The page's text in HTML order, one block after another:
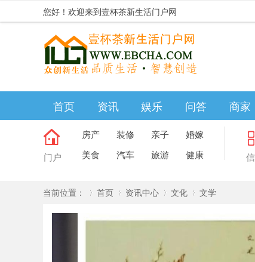
您好！欢迎来到壹杯茶新生活门户网
首页 资讯 娱乐 问答 商家
门户
房产 装修 亲子
婚嫁
美食
汽车 旅游 健康
当前位置： 首页 资讯中心
›
文化 文学